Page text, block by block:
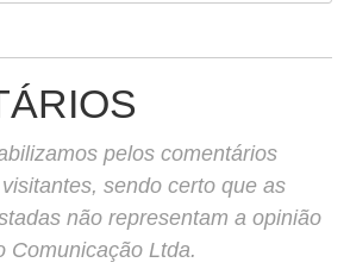
pelos comentários
sendo certo que as
não representam a opinião
Comunicação Ltda.